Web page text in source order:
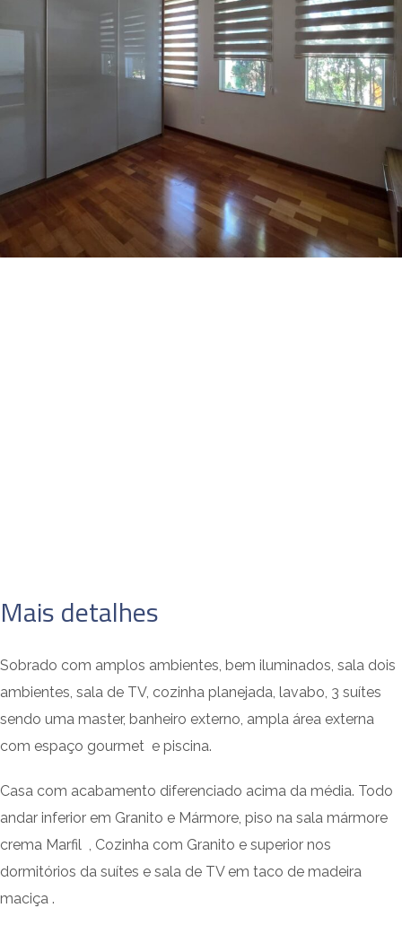
Mais detalhes
Sobrado com amplos ambientes, bem iluminados, sala dois
ambientes, sala de TV, cozinha planejada, lavabo, 3 suítes
sendo uma master, banheiro externo, ampla área externa
com espaço gourmet e piscina.
Casa com acabamento diferenciado acima da média. Todo
andar inferior em Granito e Mármore, piso na sala mármore
crema Marfil , Cozinha com Granito e superior nos
dormitórios da suítes e sala de TV em taco de madeira
maciça .